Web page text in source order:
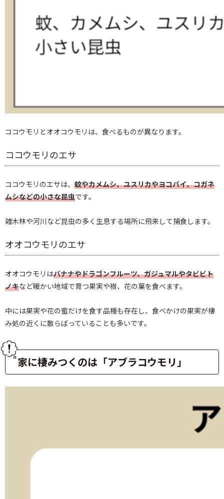
ココウモリとオオコウモリは、食べるものが異なります。
ココウモリのエサ
ココウモリのエサは、 蚊やカメムシ、ユスリカやヨコバイ、コガネ
ムシなどの小さな昆虫です。
雑木林や河川など昆虫の多く生息する場所に飛来して捕食します。
オオコウモリのエサ
オオコウモリはバナナやドラゴンフルーツ、ガジュマルやタビビト
ノキなど暖かい地域で育つ果実や樹、花の葉を食べます。
中には果実や花の蜜だけを食す品種も存在し、食べかけの果実が棲
み処の近くに散らばっていることも多いです。
家に棲みつくのは「アブラコウモリ」